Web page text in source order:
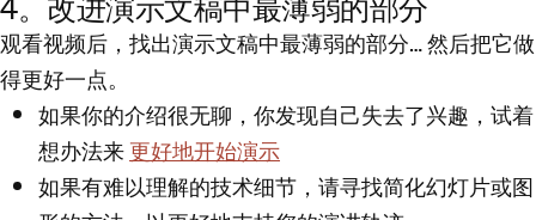
观看视频后，找出演示文稿中最薄弱的部分…然后把它做
得更好一点。
如果你的介绍很无聊，你发现自己失去了兴趣，试着
想办法来更好地开始演示
如果有难以理解的技术细节，请寻找简化幻灯片或图